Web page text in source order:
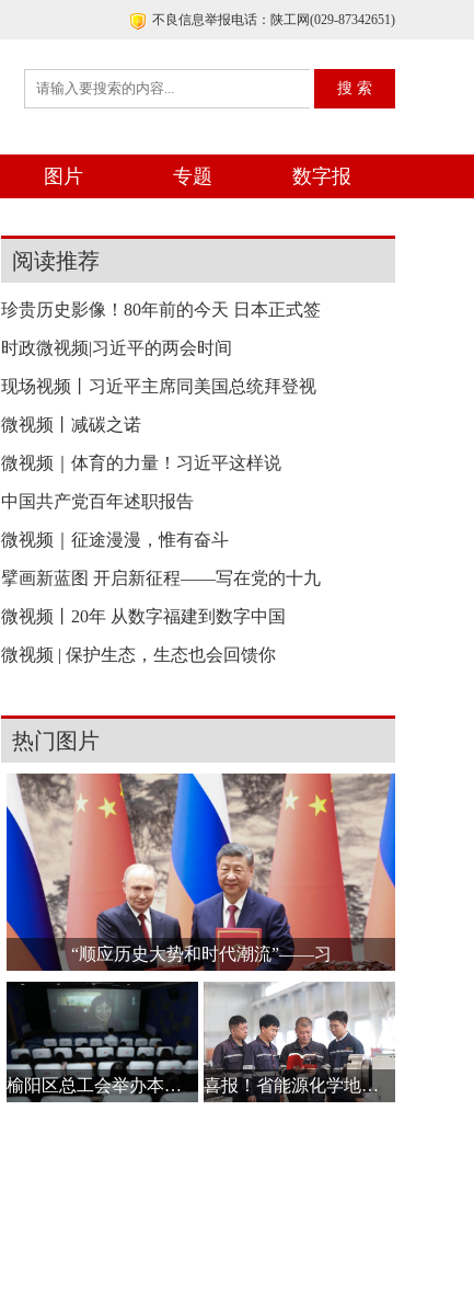
不良信息举报电话：陕工网(029-87342651)
图片 专题 数字报
阅读推荐
珍贵历史影像！80年前的今天 日本正式签
时政微视频|习近平的两会时间
现场视频丨习近平主席同美国总统拜登视
微视频丨减碳之诺
微视频｜体育的力量！习近平这样说
中国共产党百年述职报告
微视频｜征途漫漫，惟有奋斗
擘画新蓝图 开启新征程——写在党的十九
微视频丨20年 从数字福建到数字中国
微视频 | 保护生态，生态也会回馈你
热门图片
“顺应历史大势和时代潮流”——习
榆阳区总工会举办本土作家白保林创 喜报！省能源化学地质工会系统主题